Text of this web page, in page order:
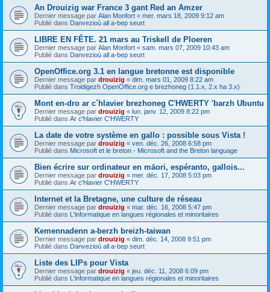
An Drouizig war France 3 gant Red an Amzer
Dernier message par Alan Monfort « mer. mars 18, 2009 9:12 am
Publié dans Danvezioù all a-bep seurt
LIBRE EN FÊTE. 21 mars au Triskell de Ploeren
Dernier message par Alan Monfort « sam. mars 07, 2009 10:43 am
Publié dans Danvezioù all a-bep seurt
OpenOffice.org 3.1 en langue bretonne est disponible
Dernier message par drouizig « dim. mars 01, 2009 8:22 am
Publié dans Troidigezh OpenOffice.org e brezhoneg (1.1.x, 2.x ha 3.x)
Mont en-dro ar c´hlavier brezhoneg C'HWERTY 'barzh Ubuntu
Dernier message par drouizig « lun. janv. 12, 2009 8:22 pm
Publié dans Ar c'hlavier C'HWERTY
La date de votre système en gallo : possible sous Vista !
Dernier message par drouizig « ven. déc. 26, 2008 6:58 pm
Publié dans Microsoft et le breton - Microsoft and the Breton language
Bien écrire sur ordinateur en māori, espéranto, gallois...
Dernier message par drouizig « mer. déc. 17, 2008 5:03 pm
Publié dans Ar c'hlavier C'HWERTY
Internet et la Bretagne, une culture de réseau
Dernier message par drouizig « mar. déc. 16, 2008 5:47 pm
Publié dans L'informatique en langues régionales et minoritaires
Kemennadenn a-berzh breizh-taiwan
Dernier message par drouizig « dim. déc. 14, 2008 9:51 pm
Publié dans Danvezioù all a-bep seurt
Liste des LIPs pour Vista
Dernier message par drouizig « jeu. déc. 11, 2008 6:09 pm
Publié dans L'informatique en langues régionales et minoritaires